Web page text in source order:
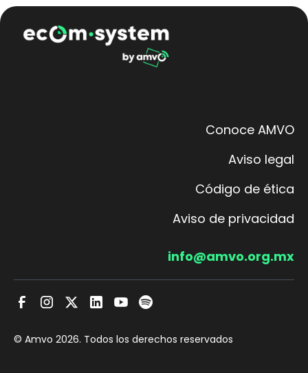
Conoce AMVO
Aviso legal
Código de ética
Aviso de privacidad
info@amvo.org.mx
© Amvo 2026. Todos los derechos reservados